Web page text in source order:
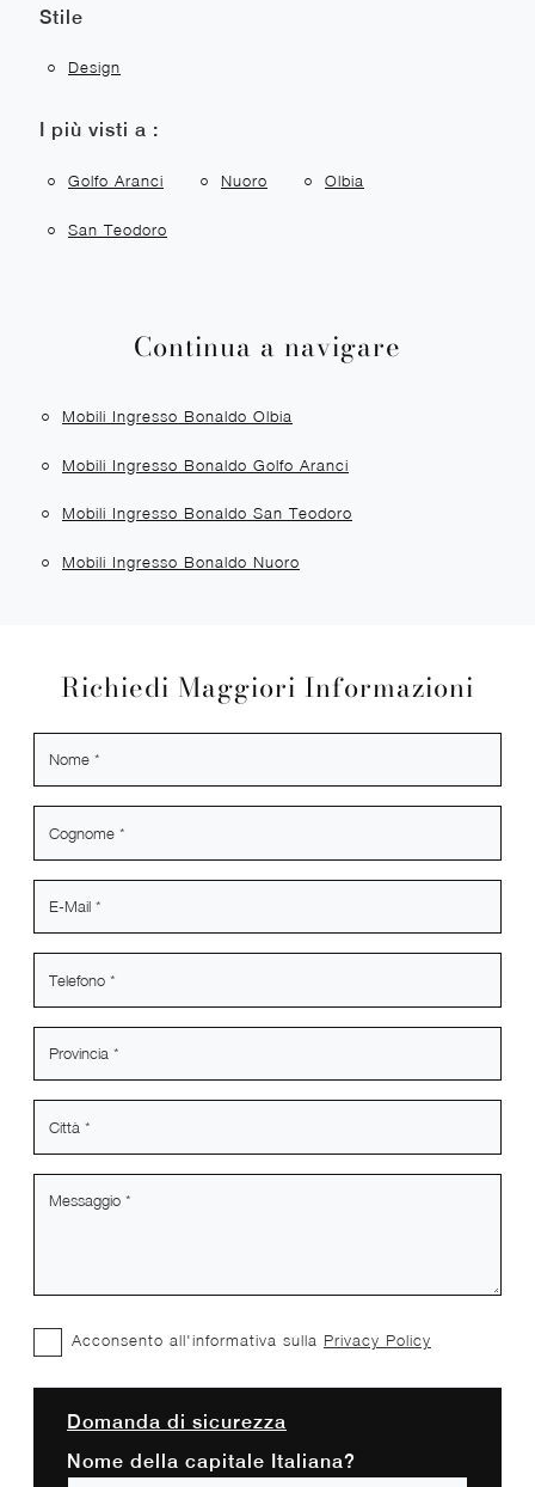
Stile
Design
I più visti a :
Golfo Aranci Nuoro Olbia
San Teodoro
Continua a navigare
Mobili Ingresso Bonaldo Olbia
Mobili Ingresso Bonaldo Golfo Aranci
Mobili Ingresso Bonaldo San Teodoro
Mobili Ingresso Bonaldo Nuoro
Richiedi Maggiori Informazioni
Acconsento all'informativa sulla Privacy Policy
Domanda di sicurezza
Nome della capitale Italiana?